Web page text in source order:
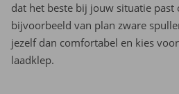
dat het beste bij jouw situatie past
bijvoorbeeld van plan zware
jezelf dan comfortabel en kies
laadklep.